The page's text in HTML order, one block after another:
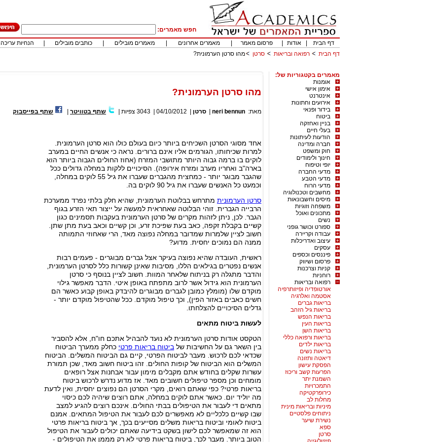
חפש מאמרים:
דף הבית
אודות פרסום מאמר מאמרים אחרונים מאמרים מובילים כותבים מובילים הנחיות עריכה
דף הבית
רפואה ובריאות סרטן מהו סרטן הערמונית?
מאמרים בקטגוריות של:
אומנות
אימון אישי
אינטרנט
אירועים וחתונות
בידור ופנאי
ביטוח
בניין ואחזקה
בעלי חיים
הודעות לעיתונות
חברה ומדינה
חוק ומשפט
חינוך ולימודים
יופי וטיפוח
מדעי החברה
מדעי הטבע
מדעי הרוח
מחשבים וטכנולוגיה
מיסים וחשבונאות
משפחה וזוגיות
מתכונים ואוכל
נשים
ספורט וכושר גופני
עבודה וקריירה
עיצוב ואדריכלות
עסקים
פיננסים וכספים
פרסום ושיווק
קניות וצרכנות
רוחניות
רפואה ובריאות
אורטופדיה ופיזותרפיה
אסטמה ואלרגיה
בריאות גברים
בריאות גיל הזהב
בריאות הנפש
בריאות העין
בריאות השן
בריאות ורפואה כללי
בריאות ילדים
בריאות נשים
דיאטה ותזונה
הפסקת עישון
הפרעות קשב וריכוז
השמנת יתר
התמכרויות
כירופרקטיקה
מחלות לב
מיניות ובריאות מינית
ניתוחים פלסטיים
נשירת שיער
ספא
סרטן
מהו סרטן הערמונית?
מאת: neri bennun סרטן 04/10/2012
3043 צפיות שתף בטוויטר שתף בפייסבוק
אחד מסוגי הסרטן השכיחים ביותר כיום בעולם כולו הוא סרטן הערמונית.
למרות שכיחותו, הגורמים אליו אינם ברורים. נראה כי אנשים החיים במערב
לוקים בו ברמה גבוה היותר מתושבי המזרח (אחוז החולים הגבוה ביותר הוא
בארה"ב ואחריו מערב ומזרח אירופה). הסיכויים ללקות במחלה גדולים ככל
שהגבר מבוגר יותר - כמחצית מהגברים שעברו את גיל 55 לוקים במחלה,
וכמעט כל האנשים שעברו את גיל 90 לוקים בה.
סרטן הערמונית מתרחש בבלוטת הערמונית, שהיא חלק בלתי נפרד ממערכת
הרבייה הגברית. זוהי הבלוטה שאחראית למעשה על ייצור תאי הזרע בגוף
הגבר. לכן, ניתן לזהות מקרים של סרטן הערמונית בעקבות תסמינים כגון
קשיים בקבלת זקפה, כאב בעת שפיכת זרע, וכן קשיים וכאב בעת מתן שתן.
חשוב לציין שלמרות שמדובר במחלה נפוצה מאד, הרי שאחוזי התמותה
ממנה הם נמוכים יחסית. מדוע?
ראשית, העובדה שהיא נפוצה בעיקר אצל גברים מבוגרים - פעמים רבות
אנשים נפטרים בגילאים הללו, מסיבות שאינן קשורות כלל לסרטן הערמונית,
והדבר מתגלה רק בניתוח שלאחר המוות. חשוב לציין בנוסף כי סרטן
הערמונית הוא גידול אשר לרוב מתפתח באופן איטי. הדבר מאפשר גילוי
מוקדם שלו (מומלץ כמובן לגברים מבוגרים להיבדק באופן קבוע כאשר הם
חשים כאבים באזור הפין), וכך טיפול מוקדם. ככל שהטיפול מוקדם יותר -
גדלים הסיכויים להצלחתו.
לעשות ביטוח מתאים
הטקסט אודות סרטן הערמונית לא נועד להבהיל אתכם חו"ח, אלא להסביר
בין השאר גם על החשיבות של ביטוח בריאות פרטי כחלק ממערך הביטוח
שכדאי לכם לרכוש. מעבר לביטוח הפרטי, קיים גם הביטוח המשלים. הביטוח
המשלים הוא הביטוח של קופות החולים. זהו ביטוח חשוב מאד, שכן תמורת
עשרות שקלים בחודש אתם מקבלים מימון עבור אבחנות אצל רופאים
מומחים וכן מספר טיפולים חשובים מאד. אז מדוע נדרש לרכוש ביטוח
בריאות פרטי? כפי שאתם רואים, מקרי הסרטן הם נפוצים יחסית, ואין לדעת
מה יוליד יום. כאשר אתם לוקים במחלה, אתם רוצים שיהיה לכם כיסוי
מתאים די לעבור את הטיפולים בבתי החולים. אינכם רוצים להגיע למצב
שבו קשיים כלכליים לא מאפשרים לכם לעבור את הטיפול המתאים. אמנם
ביטוח לאומי וביטוח בריאות משלים מסייעים בכך, אך ביטוח בריאות פרטי
הוא זה שמאפשר לכם לישון בשקט בידיעה שאתם יכולים לעבור את הטיפול
הטוב ביותר. מעבר לכך, ביטוח בריאות פרטי לא רק מממן את הטיפולים -